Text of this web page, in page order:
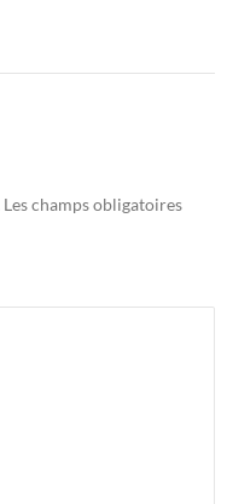
Les champs obligatoires